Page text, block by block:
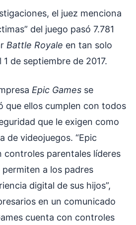
el juez menciona
del juego pasó 7.781
Battle Royale en tan solo
de septiembre de 2017.
Epic Games se
que ellos cumplen con todos
que le exigen como
de videojuegos. “Epic
controles parentales líderes
a los padres
digital de sus hijos”,
en un comunicado
cuenta con controles